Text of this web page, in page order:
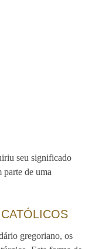
seu significado
parte de uma
gregoriano, os